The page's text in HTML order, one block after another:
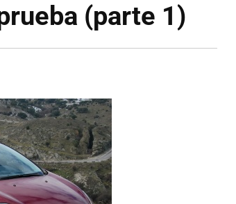
(parte 1)